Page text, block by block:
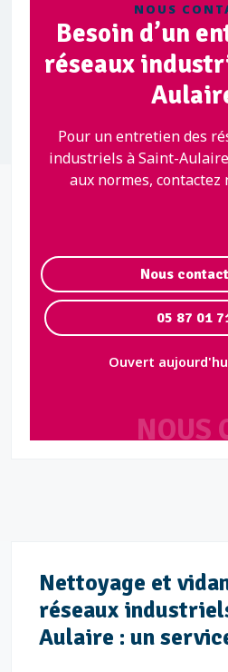
NOUS
NOUS
Besoin d’un
réseaux
Pour un entretien des
industriels à Saint-
aux normes, contactez
Nous
05 87 01
Ouvert
Nettoyage et
réseaux
Aulaire : un